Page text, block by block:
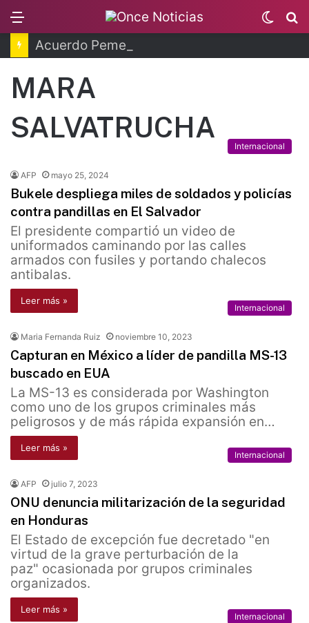
Switch
skin
MARA
SALVATRUCHA
Internacional
AFP mayo 25, 2024
Bukele despliega miles de soldados y policías
contra pandillas en El Salvador
El presidente compartió un video de
uniformados caminando por las calles
armados con fusiles y portando chalecos
antibalas.
Leer más »
Internacional
Maria Fernanda Ruiz noviembre 10, 2023
Capturan en México a líder de pandilla MS-13
buscado en EUA
La MS-13 es considerada por Washington
como uno de los grupos criminales más
peligrosos y de más rápida expansión en…
Leer más »
Internacional
AFP julio 7, 2023
ONU denuncia militarización de la seguridad
en Honduras
El Estado de excepción fue decretado "en
virtud de la grave perturbación de la
paz" ocasionada por grupos criminales
organizados.
Leer más »
Internacional